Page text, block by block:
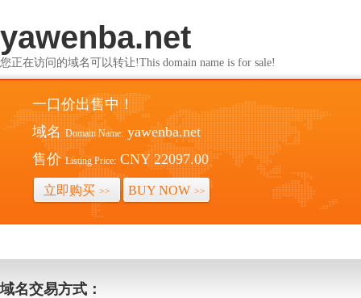
yawenba.net
您正在访问的域名可以转让!This domain name is for sale!
一口价出售中！
域名 Domain Name: yawenba.net
售价 Listing Price: CNY 22097.00
立即购买 >> BUY NOW >>
域名交易方式：